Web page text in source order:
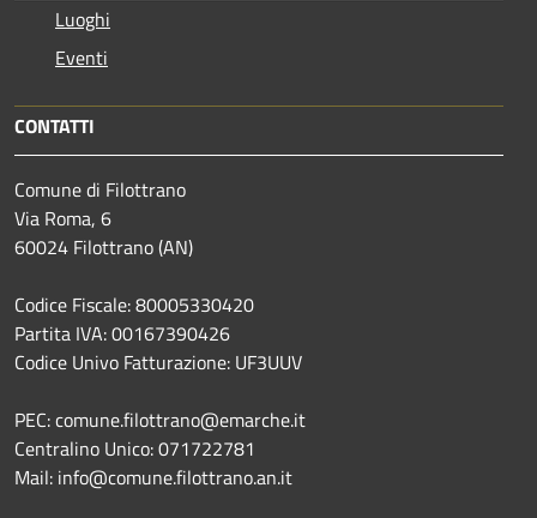
Luoghi
Eventi
CONTATTI
Comune di Filottrano
Via Roma, 6
60024 Filottrano (AN)
Codice Fiscale: 80005330420
Partita IVA: 00167390426
Codice Univo Fatturazione: UF3UUV
PEC: comune.filottrano@emarche.it
Centralino Unico: 071722781
Mail: info@comune.filottrano.an.it